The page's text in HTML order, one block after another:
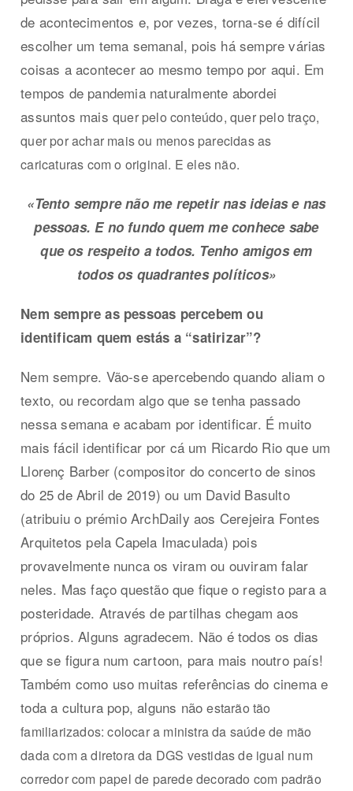
de acontecimentos e, por vezes, torna-se é difícil
escolher um tema semanal, pois há sempre várias
coisas a acontecer ao mesmo tempo por aqui. Em
tempos de pandemia naturalmente abordei
assuntos maisquer pelo conteúdo, quer pelo traço,
quer por achar mais ou menos parecidas as
caricaturas com o original. E eles não.
«Tento sempre não me repetir nas ideias e nas
pessoas. E no fundo quem me conhece sabe
que os respeito a todos. Tenho amigos em
todos os quadrantes políticos»
Nem sempre as pessoas percebem ou
identificam quem estás a “satirizar”?
Nem sempre. Vão-se apercebendo quando aliam o
texto, ou recordam algo que se tenha passado
nessa semana e acabam por identificar. É muito
mais fácil identificar por cá um Ricardo Rio que um
Llorenç Barber (compositor do concerto de sinos
do 25 de Abril de 2019) ou um David Basulto
(atribuiu o prémio ArchDaily aos Cerejeira Fontes
Arquitetos pela Capela Imaculada) pois
provavelmente nunca os viram ou ouviram falar
neles. Mas faço questão que fique o registo para a
posteridade. Através de partilhas chegam aos
próprios. Alguns agradecem. Não é todos os dias
que se figura num cartoon, para mais noutro país!
Também como uso muitas referências do cinema e
toda a cultura pop, alguns nãoestarão tão
familiarizados: colocar a ministra da saúde de mão
dada com a diretora da DGS vestidas de igual num
corredor com papel de parede decorado com padrão